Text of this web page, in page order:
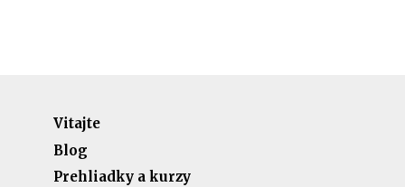
Vitajte
Blog
Prehliadky a kurzy